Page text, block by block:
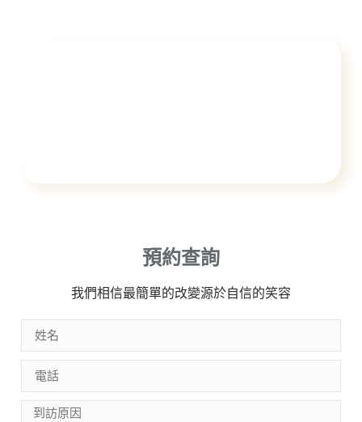
預約查詢
我們相信最簡單的改變源於自信的笑容